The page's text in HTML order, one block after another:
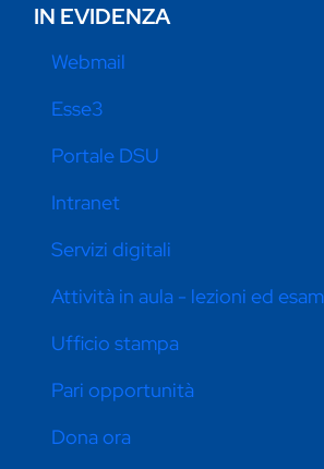
IN EVIDENZA
Webmail
Esse3
Portale DSU
Intranet
Servizi digitali
Attività in aula - lezioni ed
Ufficio stampa
Pari opportunità
Dona ora